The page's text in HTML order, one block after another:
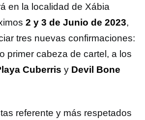
en la localidad de Xábia
2 y 3 de Junio de 2023,
tres nuevas confirmaciones:
primer cabeza de cartel, a los
Cuberris y Devil Bone
referente y más respetados